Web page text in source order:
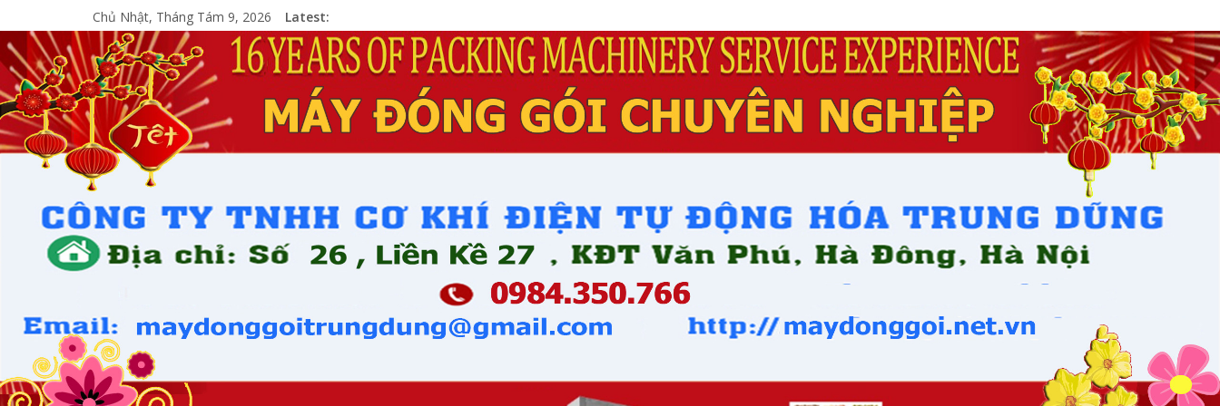
Chủ Nhật, Tháng Tám 9, 2026 Latest: